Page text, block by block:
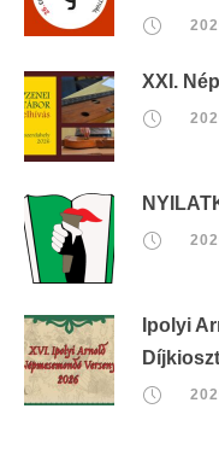
XXI.
Ipolyi